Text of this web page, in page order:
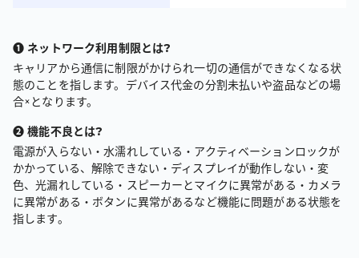
❶ ネットワーク利用制限とは?
キャリアから通信に制限がかけられ一切の通信ができなくなる状
態のことを指します。デバイス代金の分割未払いや盗品などの場
合×となります。
❷ 機能不良とは?
電源が入らない・水濡れしている・アクティベーションロックが
かかっている、解除できない・ディスプレイが動作しない・変
色、光漏れしている・ スピーカーとマイクに異常がある・カメラ
に異常がある・ボタンに異常があるなど機能に問題がある状態を
指します。